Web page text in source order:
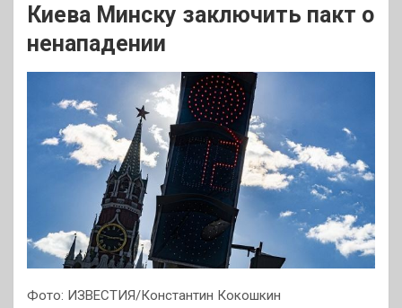
Киева Минску заключить пакт о
ненападении
Фото: ИЗВЕСТИЯ/Константин Кокошкин